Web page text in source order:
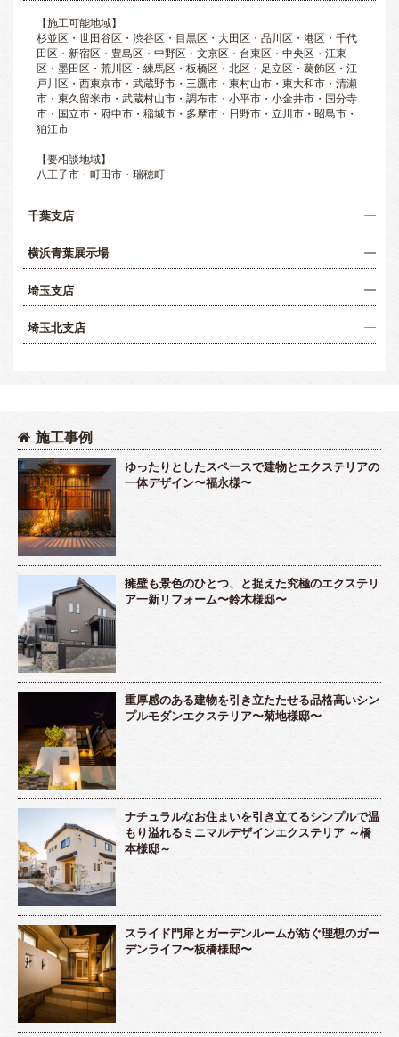
【施工可能地域】
杉並区・世田谷区・渋谷区・目黒区・大田区・品川区・港区・千代
田区・新宿区・豊島区・中野区・文京区・台東区・中央区・江東
区・墨田区・荒川区・練馬区・板橋区・北区・足立区・葛飾区・江
戸川区・西東京市・武蔵野市・三鷹市・東村山市・東大和市・清瀬
市・東久留米市・武蔵村山市・調布市・小平市・小金井市・国分寺
市・国立市・府中市・稲城市・多摩市・日野市・立川市・昭島市・
狛江市
【要相談地域】
八王子市・町田市・瑞穂町
千葉支店
横浜青葉展示場
埼玉支店
埼玉北支店
施工事例
ゆったりとしたスペースで建物とエクステリアの
一体デザイン〜福永様〜
擁壁も景色のひとつ、と捉えた究極のエクステリ
ア一新リフォーム〜鈴木様邸〜
重厚感のある建物を引き立たたせる品格高いシン
プルモダンエクステリア〜菊地様邸〜
ナチュラルなお住まいを引き立てるシンプルで温
もり溢れるミニマルデザインエクステリア ～橋
本様邸～
スライド門扉とガーデンルームが紡ぐ理想のガー
デンライフ〜板橋様邸〜